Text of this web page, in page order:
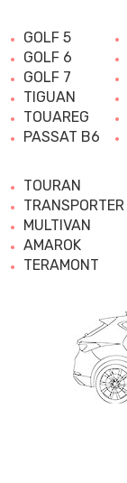
GOLF 5
GOLF 6
GOLF 7
TIGUAN
TOUAREG
PASSAT B6
TOURAN
TRANSPORTER
MULTIVAN
AMAROK
TERAMONT